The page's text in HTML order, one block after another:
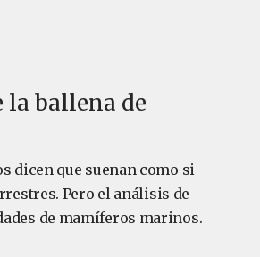
la ballena de
dicen que suenan como si
Pero el análisis de
de mamíferos marinos.